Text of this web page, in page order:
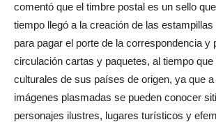
comentó que el timbre postal es un sello
tiempo llegó a la creación de las
para pagar el porte de la correspondencia y
circulación cartas y paquetes, al tiempo
culturales de sus países de origen, ya que
imágenes plasmadas se pueden conocer
personajes ilustres, lugares turísticos y